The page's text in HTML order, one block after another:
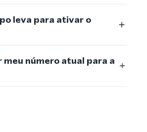
leva para ativar o
meu número atual para a